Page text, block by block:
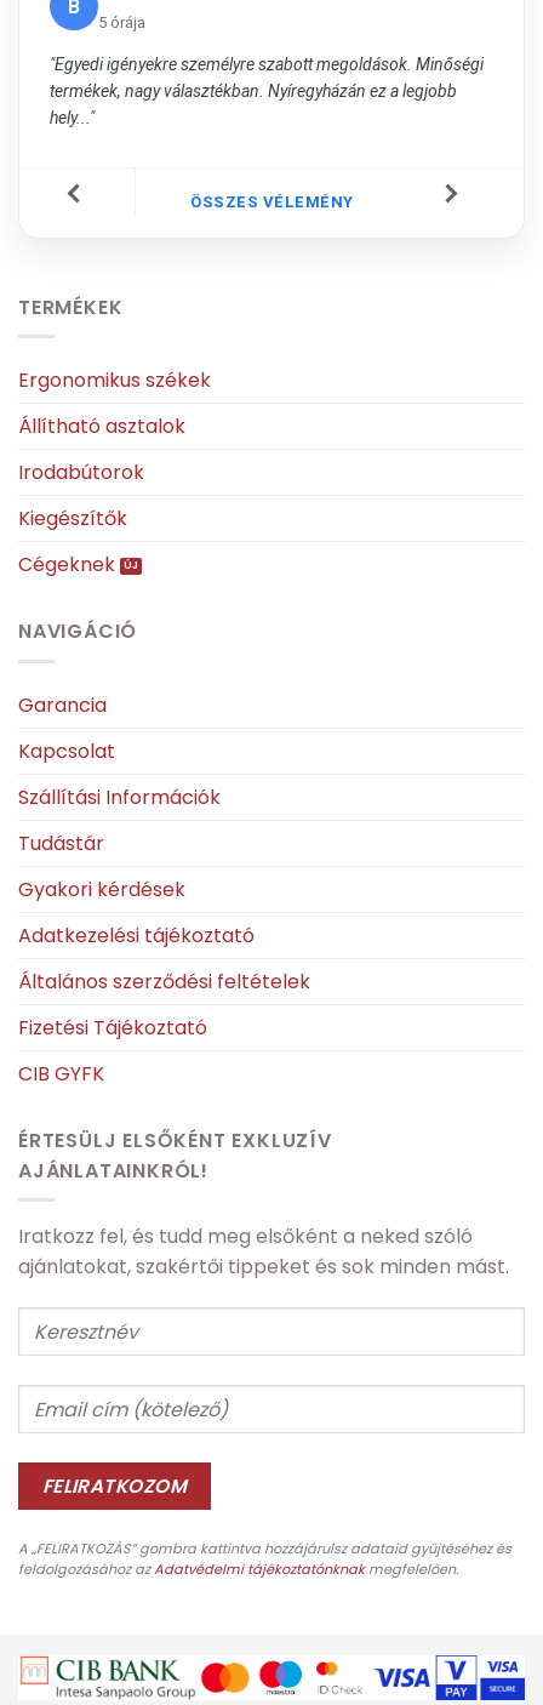
B
5 órája
"Egyedi igényekre személyre szabott megoldások. Minőségi
termékek, nagy választékban. Nyíregyházán ez a legjobb
hely..."
ÖSSZES VÉLEMÉNY
TERMÉKEK
Ergonomikus székek
Állítható asztalok
Irodabútorok
Kiegészítők
Cégeknek
NAVIGÁCIÓ
Garancia
Kapcsolat
Szállítási Információk
Tudástár
Gyakori kérdések
Adatkezelési tájékoztató
Általános szerződési feltételek
Fizetési Tájékoztató
CIB GYFK
ÉRTESÜLJ ELSŐKÉNT EXKLUZÍV
AJÁNLATAINKRÓL!
Iratkozz fel, és tudd meg elsőként a neked szóló
ajánlatokat, szakértői tippeket és sok minden mást.
A „FELIRATKOZÁS” gombra kattintva hozzájárulsz adataid gyűjtéséhez és
feldolgozásához azAdatvédelmi tájékoztatónknakmegfelelően.